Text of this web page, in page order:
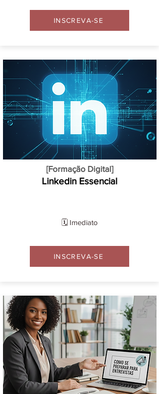
INSCREVA-SE
[Formação Digital]
Linkedin Essencial
🗓️ Imediato
INSCREVA-SE